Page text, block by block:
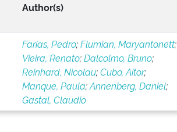
Author(s)
Farias, Pedro;Flumian, Maryantonett;
Vieira, Renato;Dalcolmo, Bruno;
Reinhard, Nicolau;Cubo, Aitor;
Manque, Paula;Annenberg, Daniel;
Gastal, Claudio